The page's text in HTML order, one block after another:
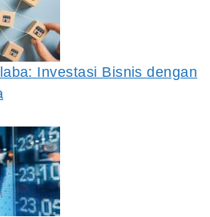
Investasi Bisnis dengan